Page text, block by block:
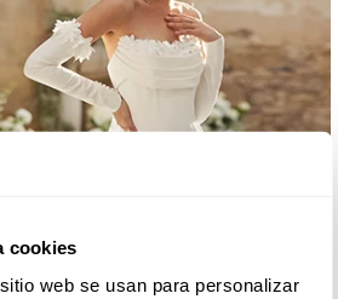
cookies
web se usan para personalizar